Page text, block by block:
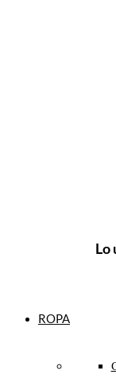
Lo
ROPA